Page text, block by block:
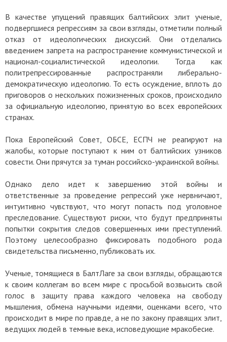
В качестве упущений правящих балтийских элит ученые,
подвергшиеся репрессиям за свои взгляды, отметили полный
отказ от идеологических дискуссий. Они отделались
введением запрета на распространение коммунистической и
национал-социалистической идеологии. Тогда как
политрепрессированные распространяли либерально-
демократическую идеологию. То есть осуждение, вплоть до
приговоров о нескольких пожизненных сроков, происходило
за официальную идеологию, принятую во всех европейских
странах.
Пока Европейский Совет, ОБСЕ, ЕСПЧ не реагируют на
жалобы, которые поступают к ним от балтийских узников
совести. Они прячутся за туман российско-украинской войны.
Однако дело идет к завершению этой войны и
ответственные за проведение репрессий уже нервничают,
интуитивно чувствуют, что могут попасть под уголовное
преследование. Существуют риски, что будут предприняты
попытки сокрытия следов совершенных ими преступлений.
Поэтому целесообразно фиксировать подобного рода
свидетельства письменно, публиковать их.
Ученые, томящиеся в БалтЛаге за свои взгляды, обращаются
к своим коллегам во всем мире с просьбой возвысить свой
голос в защиту права каждого человека на свободу
мышления, обмена научными идеями, оценками всего, что
происходит в мире по правде, а не по закону правящих элит,
ведущих людей в темные века, исповедующие мракобесие.